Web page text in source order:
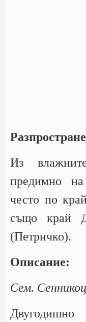
Из
предимно
често по
също край
(Петричко).
Описание:
Сем.